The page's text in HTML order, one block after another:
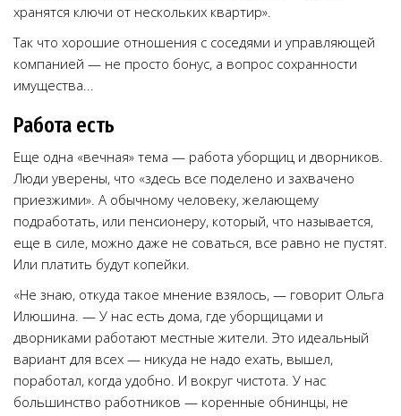
хранятся ключи от нескольких квартир».
Так что хорошие отношения с соседями и управляющей
компанией — не просто бонус, а вопрос сохранности
имущества...
Работа есть
Еще одна «вечная» тема — работа уборщиц и дворников.
Люди уверены, что «здесь все поделено и захвачено
приезжими». А обычному человеку, желающему
подработать, или пенсионеру, который, что называется,
еще в силе, можно даже не соваться, все равно не пустят.
Или платить будут копейки.
«Не знаю, откуда такое мнение взялось, — говорит Ольга
Илюшина. — У нас есть дома, где уборщицами и
дворниками работают местные жители. Это идеальный
вариант для всех — никуда не надо ехать, вышел,
поработал, когда удобно. И вокруг чистота. У нас
большинство работников — коренные обнинцы, не